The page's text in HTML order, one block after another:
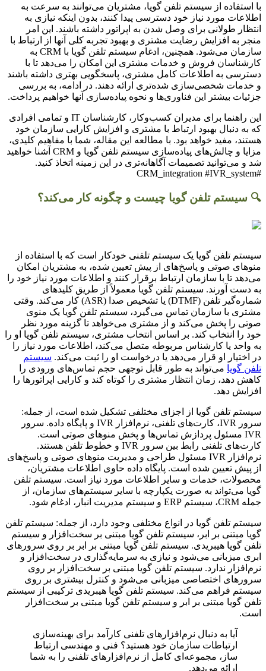
با استفاده از سیستم تلفن گویا، مشتریان می‌توانند به سرعت به
اطلاعات مورد نیاز خود دسترسی پیدا کنند، بدون اینکه نیازی به
انتظار طولانی برای وصل شدن به اپراتور داشته باشند. این امر
منجر به افزایش رضایت مشتری و بهبود تجربه کلی آنها از ارتباط با
سازمان می‌شود. همچنین، ادغام سیستم تلفن گویا با CRM به
کارشناسان فروش و خدمات مشتری این امکان را می‌دهد تا با
دسترسی به اطلاعات کامل مشتری، پاسخگویی بهتری داشته باشند
و خدمات شخصی‌سازی شده‌تری ارائه دهند. در ادامه، به بررسی
جزئیات بیشتر این فناوری‌ها و نحوه پیاده‌سازی آنها خواهیم پرداخت.
این راهنما برای مدیران کسب‌وکار، کارشناسان IT و تمامی افرادی
که به دنبال بهبود ارتباط با مشتری و افزایش کارایی سازمان خود
هستند، مفید خواهد بود. با مطالعه این مقاله، شما با مفاهیم کلیدی،
مزایا و چالش‌های پیاده‌سازی سیستم تلفن گویا و CRM آشنا خواهید
شد و می‌توانید تصمیمات آگاهانه‌تری در این زمینه اتخاذ کنید.
#CRM_integration #IVR_system
🔍 سیستم تلفن گویا چیست و چگونه کار می‌کند؟
سیستم تلفن گویا یک سیستم تلفنی خودکار است که با استفاده از
منوهای صوتی و پاسخ‌های از پیش تعیین شده، به مشتریان امکان
می‌دهد تا با سازمان ارتباط برقرار کنند و اطلاعات مورد نیاز خود را
به دست آورند. سیستم تلفن گویا معمولاً از طریق کلیدهای
شماره‌گیر تلفن (DTMF) یا تشخیص صدا (ASR) کار می‌کند. وقتی
مشتری با سازمان تماس می‌گیرد، سیستم تلفن گویا یک منوی
صوتی را پخش می‌کند و از مشتری می‌خواهد تا گزینه مورد نظر
خود را انتخاب کند. بر اساس انتخاب مشتری، سیستم تلفن گویا او را
به واحد یا کارشناس مربوطه متصل می‌کند، اطلاعات مورد نیاز را
در اختیار او قرار می‌دهد یا درخواست او را ثبت می‌کند. سیستم
تلفن گویا می‌تواند به طور قابل توجهی حجم تماس‌های ورودی را
کاهش دهد، زمان انتظار مشتری را کوتاه کند و کارایی اپراتورها را
افزایش دهد.
سیستم تلفن گویا از اجزای مختلفی تشکیل شده است، از جمله:
سرور IVR، کارت‌های تلفنی، نرم‌افزار IVR و پایگاه داده. سرور
IVR مسئول پردازش تماس‌ها و پخش منوهای صوتی است.
کارت‌های تلفنی رابط بین سرور IVR و خطوط تلفن هستند.
نرم‌افزار IVR مسئول طراحی و مدیریت منوهای صوتی و پاسخ‌های
از پیش تعیین شده است. پایگاه داده حاوی اطلاعات مشتریان،
محصولات، خدمات و سایر اطلاعات مورد نیاز است. سیستم تلفن
گویا می‌تواند به صورت یکپارچه با سایر سیستم‌های سازمان، از
جمله CRM، سیستم ERP و سیستم مدیریت انبار، ادغام شود.
سیستم تلفن گویا در انواع مختلفی وجود دارد، از جمله: سیستم تلفن
گویا مبتنی بر ابر، سیستم تلفن گویا مبتنی بر سخت‌افزار و سیستم
تلفن گویا هیبریدی. سیستم تلفن گویا مبتنی بر ابر بر روی سرورهای
ابری میزبانی می‌شود و نیازی به سرمایه‌گذاری در سخت‌افزار و
نرم‌افزار ندارد. سیستم تلفن گویا مبتنی بر سخت‌افزار بر روی
سرورهای اختصاصی میزبانی می‌شود و کنترل بیشتری بر روی
سیستم فراهم می‌کند. سیستم تلفن گویا هیبریدی ترکیبی از سیستم
تلفن گویا مبتنی بر ابر و سیستم تلفن گویا مبتنی بر سخت‌افزار
است.
آیا به دنبال نرم‌افزارهای تلفنی کارآمد برای بهینه‌سازی
ارتباطات سازمان خود هستید؟ فنی و مهندسی ارتباط
ساز، مجموعه‌ای کامل از نرم‌افزارهای تلفنی را به شما
ارائه می‌دهد.